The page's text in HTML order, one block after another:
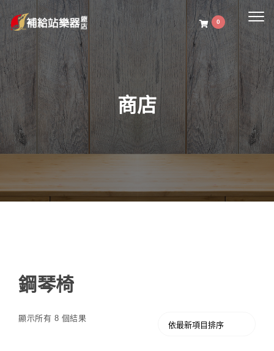
0
商店
鋼琴椅
顯示所有 8 個結果